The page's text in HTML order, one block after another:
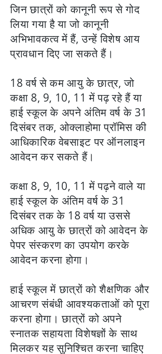
जिन छात्रों को कानूनी रूप से गोद
लिया गया है या जो कानूनी
अभिभावकत्व में हैं, उन्हें विशेष आय
प्रावधान दिए जा सकते हैं।
18 वर्ष से कम आयु के छात्र, जो
कक्षा 8, 9, 10, 11 में पढ़ रहे हैं या
हाई स्कूल के अपने अंतिम वर्ष के 31
दिसंबर तक, ओक्लाहोमा प्रॉमिस की
आधिकारिक वेबसाइट पर ऑनलाइन
आवेदन कर सकते हैं।
कक्षा 8, 9, 10, 11 में पढ़ने वाले या
हाई स्कूल के अंतिम वर्ष के 31
दिसंबर तक के 18 वर्ष या उससे
अधिक आयु के छात्रों को आवेदन के
पेपर संस्करण का उपयोग करके
आवेदन करना होगा।
हाई स्कूल में छात्रों को शैक्षणिक और
आचरण संबंधी आवश्यकताओं को पूरा
करना होगा। छात्रों को अपने
स्नातक सहायता विशेषज्ञों के साथ
मिलकर यह सुनिश्चित करना चाहिए